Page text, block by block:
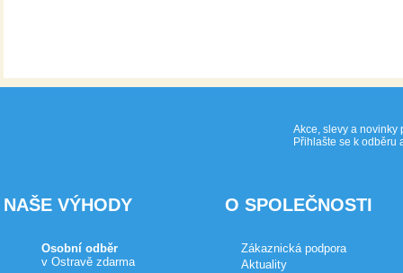
Akce, slevy a novinky
Přihlašte se k odběru
NAŠE VÝHODY
Osobní odběr
v Ostravě zdarma
O SPOLEČNOSTI
Zákaznická podpora
Aktuality